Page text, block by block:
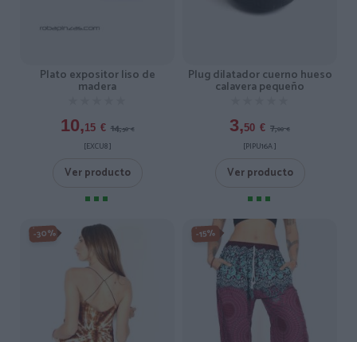
Plato expositor liso de
madera
10,15 € 14,50 €
[EXCU8 ]
Ver producto
Plug dilatador cuerno hueso
calavera pequeño
3,50 € 7,00 €
[PIPU16A ]
Ver producto
-30% -15%